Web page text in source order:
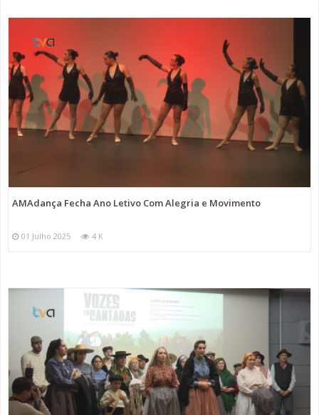
AMAdança Fecha Ano Letivo Com Alegria e Movimento
01 Julho 2025 4 K